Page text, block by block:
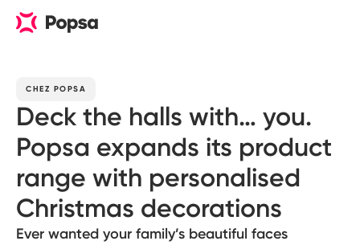
CHEZ POPSA
Deck the halls with… you.
Popsa expands its product
range with personalised
Christmas decorations
Ever wanted your family’s beautiful faces